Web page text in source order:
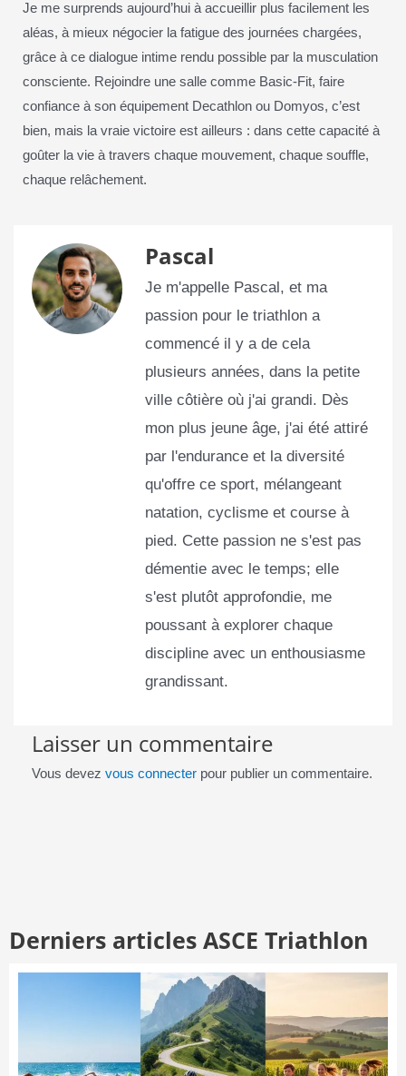
Je me surprends aujourd’hui à accueillir plus facilement les
aléas, à mieux négocier la fatigue des journées chargées,
grâce à ce dialogue intime rendu possible par la musculation
consciente. Rejoindre une salle comme Basic-Fit, faire
confiance à son équipement Decathlon ou Domyos, c’est
bien, mais la vraie victoire est ailleurs : dans cette capacité à
goûter la vie à travers chaque mouvement, chaque souffle,
chaque relâchement.
Pascal
Je m'appelle Pascal, et ma
passion pour le triathlon a
commencé il y a de cela
plusieurs années, dans la petite
ville côtière où j'ai grandi. Dès
mon plus jeune âge, j'ai été attiré
par l'endurance et la diversité
qu'offre ce sport, mélangeant
natation, cyclisme et course à
pied. Cette passion ne s'est pas
démentie avec le temps; elle
s'est plutôt approfondie, me
poussant à explorer chaque
discipline avec un enthousiasme
grandissant.
Laisser un commentaire
Vous devez vous connecterpour publier un commentaire.
Derniers articles ASCE Triathlon